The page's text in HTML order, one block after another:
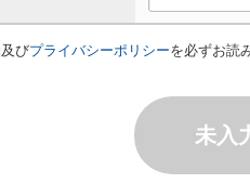
及びプライバシーポリシーを必ずお読
未入